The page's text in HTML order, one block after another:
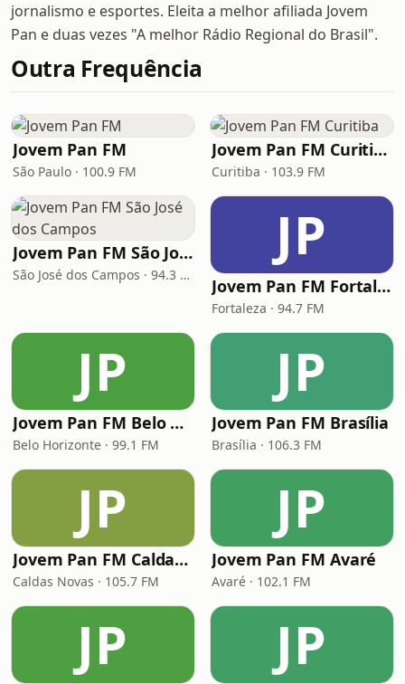
jornalismo e esportes. Eleita a melhor afiliada Jovem
Pan e duas vezes "A melhor Rádio Regional do Brasil".
Outra Frequência
Jovem Pan FM
São Paulo · 100.9 FM
Jovem Pan FM Curitiba
Curitiba · 103.9 FM
Jovem Pan FM São José dos Campos
São José dos Campos · 94.3 FM
JP
Jovem Pan FM Fortaleza
Fortaleza · 94.7 FM
JP
Jovem Pan FM Belo Horizonte
Belo Horizonte · 99.1 FM
JP
Jovem Pan FM Brasília
Brasília · 106.3 FM
JP
Jovem Pan FM Caldas Novas
Caldas Novas · 105.7 FM
JP
Jovem Pan FM Avaré
Avaré · 102.1 FM
JP JP